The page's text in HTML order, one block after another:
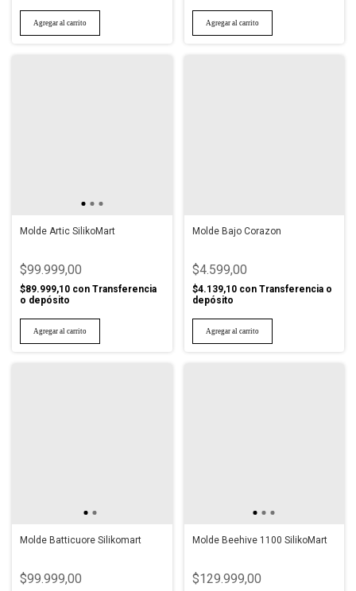
Molde Artic SilikoMart
$99.999,00
$89.999,10 con Transferencia
o depósito
Molde Bajo Corazon
$4.599,00
$4.139,10 con Transferencia o
depósito
Molde Batticuore Silikomart
$99.999,00
Molde Beehive 1100 SilikoMart
$129.999,00